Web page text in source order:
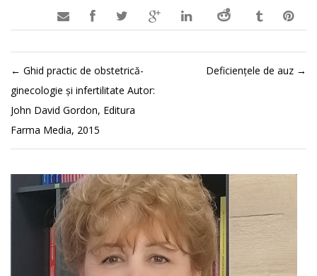

← Ghid practic de obstetrică-
ginecologie şi infertilitate Autor:
John David Gordon, Editura
Farma Media, 2015
Deficienţele de auz →